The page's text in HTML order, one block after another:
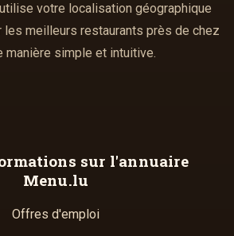
votre localisation géographique
les meilleurs restaurants près de chez
manière simple et intuitive.
sur l'annuaire
Menu.lu
Offres d'emploi